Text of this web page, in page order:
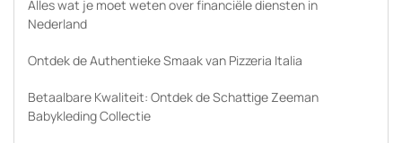
Alles wat je moet weten over financiële diensten in
Nederland
Ontdek de Authentieke Smaak van Pizzeria Italia
Betaalbare Kwaliteit: Ontdek de Schattige Zeeman
Babykleding Collectie